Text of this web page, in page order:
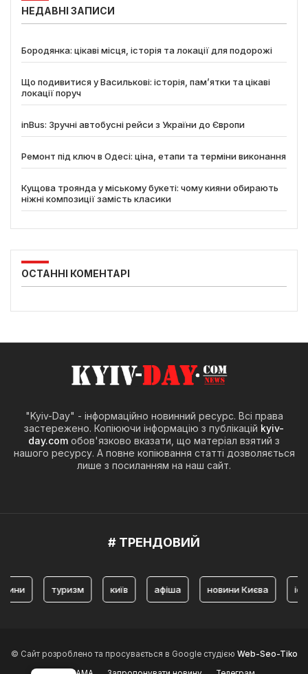
НЕДАВНІ ЗАПИСИ
Бородянка: цікаві місця, історія та локації для подорожі
Що подивитися у Василькові: історія, пам’ятки та цікаві
локації поруч
inBus: Зручні автобусні рейси з України до Європи
Ремонт під ключ в Одесі: ціна, етапи та терміни виконання
Кущова троянда у міському букеті: чому кияни обирають
ніжні композиції замість класики
ОСТАННІ КОМЕНТАРІ
"Kyiv-Day" - інформаційно новинний ресурс. Всі права
застережено. Копіюючи інформацію з публікацій kyiv-
day.com обов'язково вказати, що матеріал взятий з
нашого ресурсу. А повне копіювання статті дозволяється
лише з посиланням на наш сайт.
# ТРЕНДОВИЙ
туризм афіша новини Києва
© Сайт розроблено та просувається в Google студією Web-Seo-Tiko